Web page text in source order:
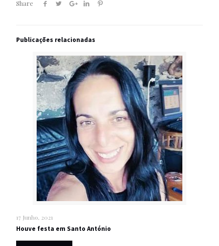
Share
Publicações relacionadas
17 Junho, 2021
Houve festa em Santo António